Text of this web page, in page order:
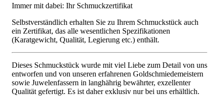
Immer mit dabei: Ihr Schmuckzertifikat
Selbstverständlich erhalten Sie zu Ihrem Schmuckstück auch
ein Zertifikat, das alle wesentlichen Spezifikationen
(Karatgewicht, Qualität, Legierung etc.) enthält.
Dieses Schmuckstück wurde mit viel Liebe zum Detail von uns
entworfen und von unseren erfahrenen Goldschmiedemeistern
sowie Juwelenfassern in langhährig bewährter, exzellenter
Qualität gefertigt. Es ist daher exklusiv nur bei uns erhältlich.